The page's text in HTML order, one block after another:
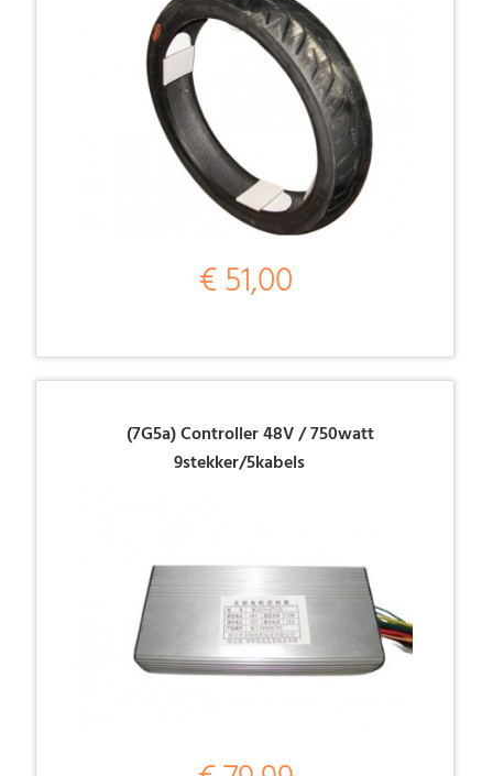
€ 51,00
(7G5a) Controller 48V / 750watt
9stekker/5kabels